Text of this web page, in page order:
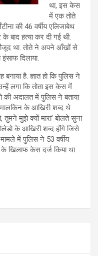
था, इस केस
में एक तोते
की 46 वर्षीय एलिजाबेथ
बाद हत्या कर दी गई थी.
था. तोते ने अपने आँखों से
दिलाया.
है. ज्ञात हो कि पुलिस ने
लगा कि तोता इस केस में
की अदालत में पुलिस ने बताया
मालकिन के आखिरी शब्द थे.
तुमने मुझे क्यों मारा’ बोलते सुना
के आखिरी शब्द होंगे जिसे
में पुलिस ने 53 वर्षीय
के खिलाफ केस दर्ज किया था .